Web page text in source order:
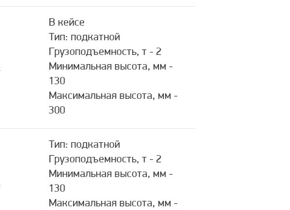
В кейсе
Тип: подкатной
Грузоподъемность, т - 2
Минимальная высота, мм -
130
Максимальная высота, мм -
300
Тип: подкатной
Грузоподъемность, т - 2
Минимальная высота, мм -
130
Максимальная высота, мм -